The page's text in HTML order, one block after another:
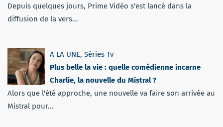
Depuis quelques jours, Prime Vidéo s'est lancé dans la
diffusion de la vers...
A LA UNE, Séries Tv
Plus belle la vie : quelle comédienne incarne
Charlie, la nouvelle du Mistral ?
Alors que l'été approche, une nouvelle va faire son arrivée au
Mistral pour...